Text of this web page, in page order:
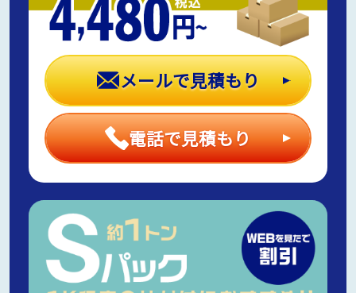
メールで見積もり
電話で見積もり